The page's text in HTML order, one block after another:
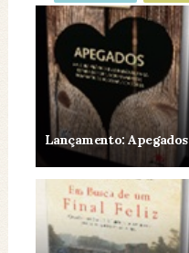
Lançamento: Apegados